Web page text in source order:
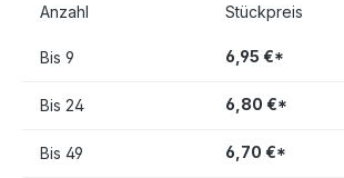
Anzahl Stückpreis
Bis 9 6,95 €*
Bis 24 6,80 €*
Bis 49 6,70 €*